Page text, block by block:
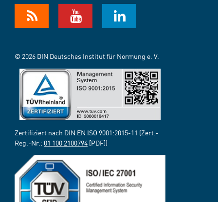
© 2026 DIN Deutsches Institut für Normung e. V.
Zertifiziert nach DIN EN ISO 9001:2015-11 (Zert.-
Reg.-Nr.: 01 100 2100794 [PDF])